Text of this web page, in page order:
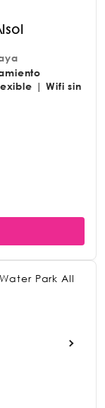
| Wifi sin